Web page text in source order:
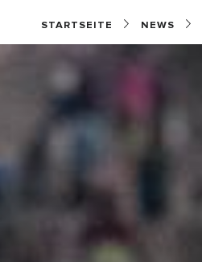
STARTSEITE NEWS